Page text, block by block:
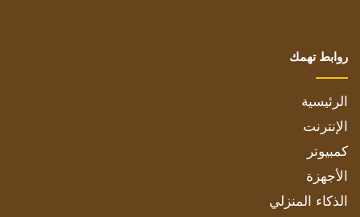
روابط تهمك
الرئيسية
الإنترنت
كمبيوتر
الأجهزة
الذكاء المنزلي